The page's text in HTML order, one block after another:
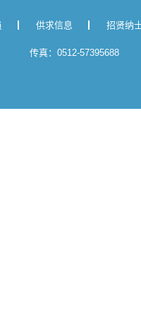
供求信息 招贤纳
传真：0512-57395688